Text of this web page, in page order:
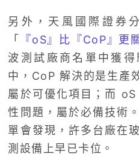
另外，天風國際證券
「
『oS』比『CoP』更
波測試廠商名單中獲
中，CoP 解決的是生產
屬於可優化項目；而
性問題，屬於必備技術
單會發現，許多台廠在
測設備上早已卡位。